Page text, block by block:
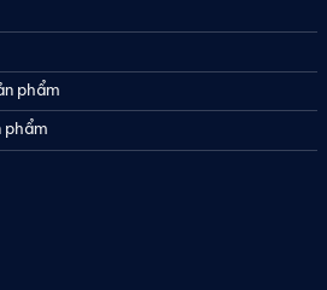
phẩm
phẩm